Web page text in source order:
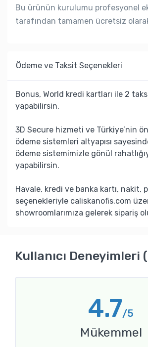
Bu ürünün kurulumu profesyonel
tarafından tamamen ücretsiz olarak
Ödeme ve Taksit Seçenekleri
Bonus, World kredi kartları ile 2
yapabilirsin.
3D Secure hizmeti ve Türkiye’nin
ödeme sistemleri altyapısı
ödeme sistemimizle gönül
yapabilirsin.
Havale, kredi ve banka kartı, nakit,
seçenekleriyle caliskanofis.com
showroomlarımıza gelerek sipariş
Kullanıcı Deneyimleri
4.7/5
Mükemmel